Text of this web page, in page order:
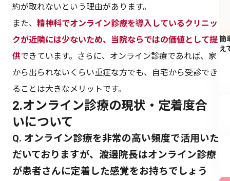
約が取れないという理由があります。
また、 精神科でオンライン診療を導入しているクリニッ
クが近隣には少ないため、当院ならではの価値として提
供できています。さらに、オンライン診療であれば、家
から出られないくらい重症な方でも、自宅から受診でき
ることは大きなメリットです。
2.オンライン診療の現状・定着度合
いについて
Q. オンライン診療を非常の高い頻度で活用いた
だいておりますが、渡邉院長はオンライン診療
が患者さんに定着した感覚をお持ちでしょう
簡
え